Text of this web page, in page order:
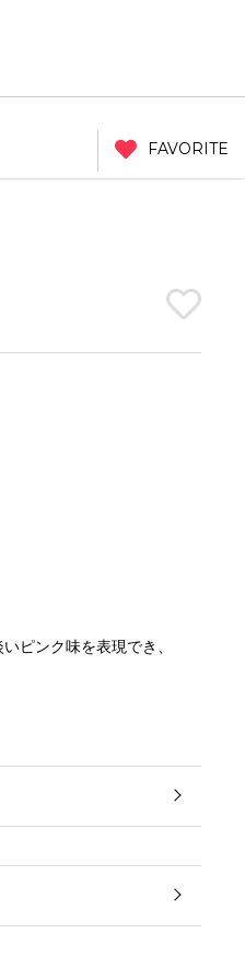
FAVORITE
ピンク味を表現でき、